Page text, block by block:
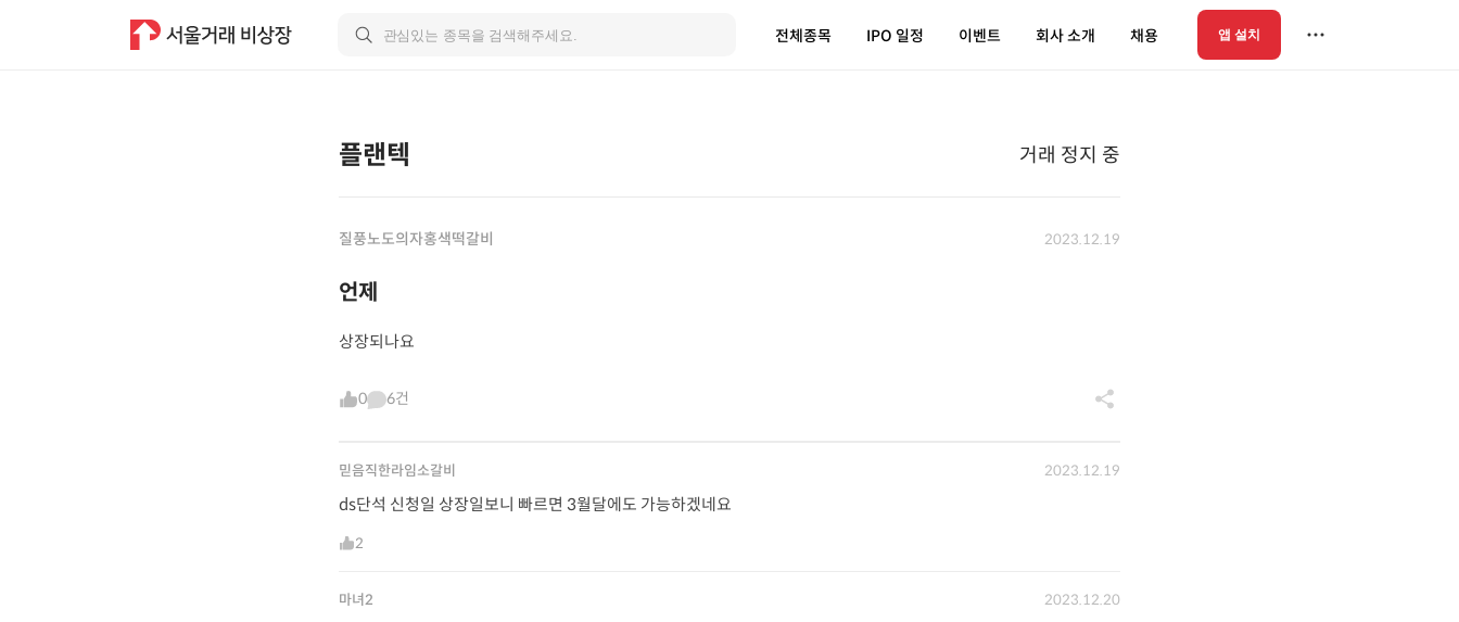
전체종목 IPO 일정 이벤트 회사 소개 채용 앱 설치
플랜텍 거래 정지 중
질풍노도의자홍색떡갈비 2023.12.19
언제
상장되나요
0 6건
믿음직한라임소갈비 2023.12.19
ds단석 신청일 상장일보니 빠르면 3월달에도 가능하겠네요
2
마녀2 2023.12.20